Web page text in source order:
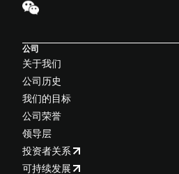
公司
关于我们
公司历史
我们的目标
公司荣誉
领导层
投资者关系
可持续发展